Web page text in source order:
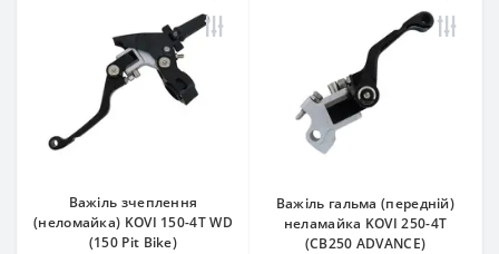
Важіль зчеплення
(неломайка) KOVI 150-4Т WD
(150 Pit Bike)
Важіль гальма (передній)
неламайка KOVI 250-4T
(CB250 ADVANCE)